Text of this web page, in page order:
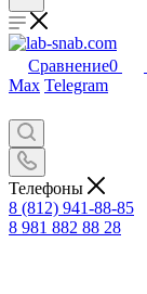
Сравнение0
Max Telegram
Телефоны
8 (812) 941-88-85
8 981 882 88 28